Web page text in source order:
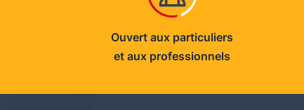
Ouvert aux particuliers
et aux professionnels